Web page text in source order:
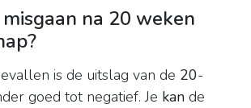
na 20 weken
is de uitslag van de 20-
goed tot negatief. Je kan de